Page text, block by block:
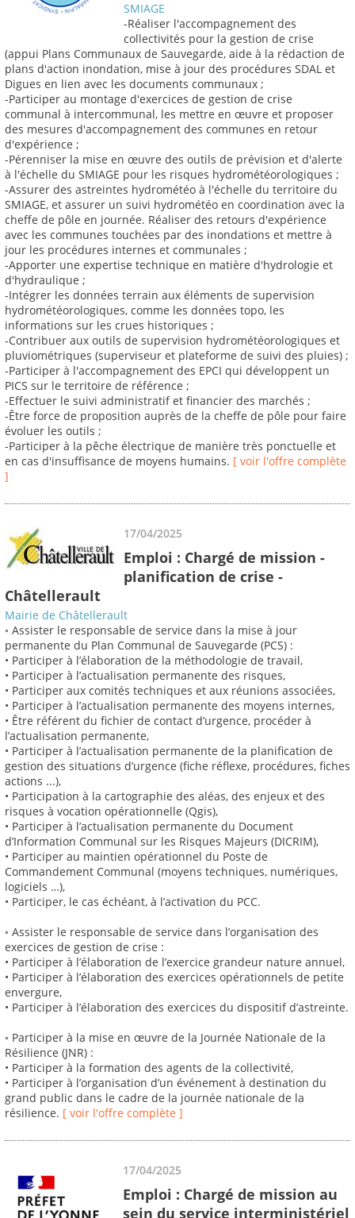
SMIAGE
-Réaliser l'accompagnement des
collectivités pour la gestion de crise
(appui Plans Communaux de Sauvegarde, aide à la rédaction de
plans d'action inondation, mise à jour des procédures SDAL et
Digues en lien avec les documents communaux ;
-Participer au montage d'exercices de gestion de crise
communal à intercommunal, les mettre en œuvre et proposer
des mesures d'accompagnement des communes en retour
d'expérience ;
-Pérenniser la mise en œuvre des outils de prévision et d'alerte
à l'échelle du SMIAGE pour les risques hydrométéorologiques ;
-Assurer des astreintes hydrométéo à l'échelle du territoire du
SMIAGE, et assurer un suivi hydrométéo en coordination avec la
cheffe de pôle en journée. Réaliser des retours d'expérience
avec les communes touchées par des inondations et mettre à
jour les procédures internes et communales ;
-Apporter une expertise technique en matière d'hydrologie et
d'hydraulique ;
-Intégrer les données terrain aux éléments de supervision
hydrométéorologiques, comme les données topo, les
informations sur les crues historiques ;
-Contribuer aux outils de supervision hydrométéorologiques et
pluviométriques (superviseur et plateforme de suivi des pluies) ;
-Participer à l'accompagnement des EPCI qui développent un
PICS sur le territoire de référence ;
-Effectuer le suivi administratif et financier des marchés ;
-Être force de proposition auprès de la cheffe de pôle pour faire
évoluer les outils ;
-Participer à la pêche électrique de manière très ponctuelle et
en cas d'insuffisance de moyens humains. [ voir l'offre complète
]
17/04/2025
Emploi : Chargé de mission -
planification de crise -
Châtellerault
Mairie de Châtellerault
◦ Assister le responsable de service dans la mise à jour
permanente du Plan Communal de Sauvegarde (PCS) :
• Participer à l’élaboration de la méthodologie de travail,
• Participer à l’actualisation permanente des risques,
• Participer aux comités techniques et aux réunions associées,
• Participer à l’actualisation permanente des moyens internes,
• Être référent du fichier de contact d’urgence, procéder à
l’actualisation permanente,
• Participer à l’actualisation permanente de la planification de
gestion des situations d’urgence (fiche réflexe, procédures, fiches
actions ...),
• Participation à la cartographie des aléas, des enjeux et des
risques à vocation opérationnelle (Qgis),
• Participer à l’actualisation permanente du Document
d’Information Communal sur les Risques Majeurs (DICRIM),
• Participer au maintien opérationnel du Poste de
Commandement Communal (moyens techniques, numériques,
logiciels …),
• Participer, le cas échéant, à l’activation du PCC.
◦ Assister le responsable de service dans l’organisation des
exercices de gestion de crise :
• Participer à l’élaboration de l’exercice grandeur nature annuel,
• Participer à l’élaboration des exercices opérationnels de petite
envergure,
• Participer à l’élaboration des exercices du dispositif d’astreinte.
◦ Participer à la mise en œuvre de la Journée Nationale de la
Résilience (JNR) :
• Participer à la formation des agents de la collectivité,
• Participer à l’organisation d’un événement à destination du
grand public dans le cadre de la journée nationale de la
résilience. [ voir l'offre complète ]
17/04/2025
Emploi : Chargé de mission au
sein du service interministériel